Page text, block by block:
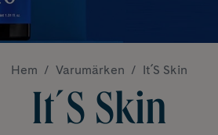
Hem Varumärken It´S Skin
It´S Skin